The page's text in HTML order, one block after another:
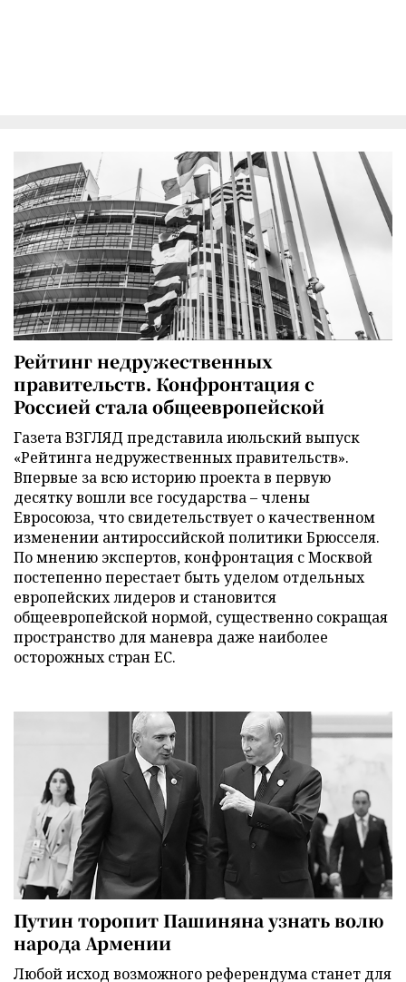
Рейтинг недружественных
правительств. Конфронтация с
Россией стала общеевропейской
Газета ВЗГЛЯД представила июльский выпуск
«Рейтинга недружественных правительств».
Впервые за всю историю проекта в первую
десятку вошли все государства – члены
Евросоюза, что свидетельствует о качественном
изменении антироссийской политики Брюсселя.
По мнению экспертов, конфронтация с Москвой
постепенно перестает быть уделом отдельных
европейских лидеров и становится
общеевропейской нормой, существенно сокращая
пространство для маневра даже наиболее
осторожных стран ЕС.
Путин торопит Пашиняна узнать волю
народа Армении
Любой исход возможного референдума станет для